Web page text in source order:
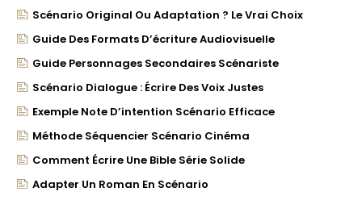
Scénario Original Ou Adaptation ? Le Vrai Choix
Guide Des Formats D’écriture Audiovisuelle
Guide Personnages Secondaires Scénariste
Scénario Dialogue : Écrire Des Voix Justes
Exemple Note D’intention Scénario Efficace
Méthode Séquencier Scénario Cinéma
Comment Écrire Une Bible Série Solide
Adapter Un Roman En Scénario